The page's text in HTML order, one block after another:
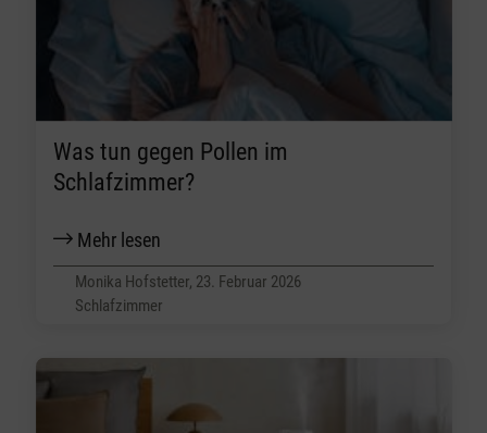
Was tun gegen Pollen im
Schlafzimmer?
Mehr lesen
Monika Hofstetter, 23. Februar 2026
Schlafzimmer